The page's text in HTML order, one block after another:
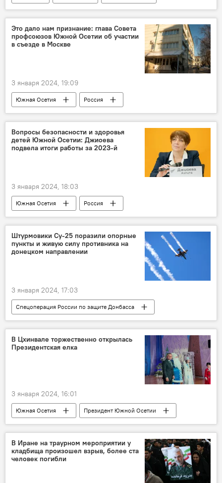
В мире
Это дало нам признание: глава Совета
профсоюзов Южной Осетии об участии
в съезде в Москве
3 января 2024, 19:09
Южная Осетия
Россия
Сотрудничество
Общество
Вопросы безопасности и здоровья
детей Южной Осетии: Джиоева
подвела итоги работы за 2023-й
3 января 2024, 18:03
Южная Осетия
Россия
Аэлита Джиоева
Дети
Новости
Здоровье
Безопасность Общество
Штурмовики Су-25 поразили опорные
пункты и живую силу противника на
донецком направлении
3 января 2024, 17:03
Спецоперация России по защите Донбасса
СВО
Минобороны России
Вооруженные силы РФ
ЛНР
Херсонская область
Запорожская область
В Цхинвале торжественно открылась
Президентская елка
3 января 2024, 16:01
Южная Осетия
Президент Южной Осетии
Алан Гаглоев
Новый год
праздники
СВО
Дети
Цхинвал
Новости
В Иране на траурном мероприятии у
кладбища произошел взрыв, более ста
человек погибли